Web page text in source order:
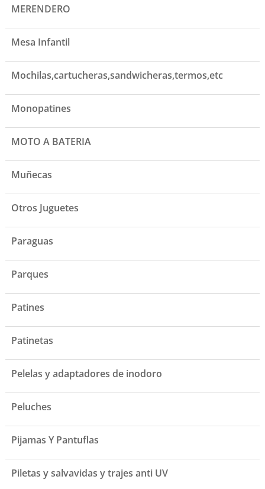
MERENDERO
Mesa Infantil
Mochilas,cartucheras,sandwicheras,termos,etc
Monopatines
MOTO A BATERIA
Muñecas
Otros Juguetes
Paraguas
Parques
Patines
Patinetas
Pelelas y adaptadores de inodoro
Peluches
Pijamas Y Pantuflas
Piletas y salvavidas y trajes anti UV